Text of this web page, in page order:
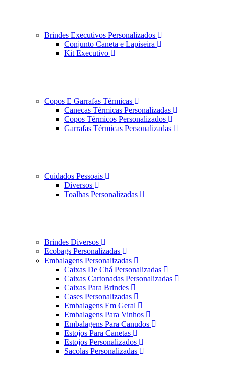
Brindes Executivos Personalizados
Conjunto Caneta e Lapiseira
Kit Executivo
Copos E Garrafas Térmicas
Canecas Térmicas Personalizadas
Copos Térmicos Personalizados
Garrafas Térmicas Personalizadas
Cuidados Pessoais
Diversos
Toalhas Personalizadas
Brindes Diversos
Ecobags Personalizadas
Embalagens Personalizadas
Caixas De Chá Personalizadas
Caixas Cartonadas Personalizadas
Caixas Para Brindes
Cases Personalizadas
Embalagens Em Geral
Embalagens Para Vinhos
Embalagens Para Canudos
Estojos Para Canetas
Estojos Personalizados
Sacolas Personalizadas